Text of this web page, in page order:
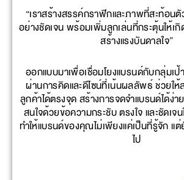
“เราสร้างสรรค์กราฟิกและภาพที่สะท้อน
อย่างชัดเจน พร้อมเพิ่มลูกเล่นที่กระตุ้นให้เ
สร้างแรงบันดาลใจ”
ออกแบบมาเพื่อเชื่อมโยงแบรนด์กับกลุ่มเ
ผ่านการคิดและดีไซน์ที่เน้นผลลัพธ์ ช่วยให้
ลูกค้าได้ตรงจุด สร้างการจดจำแบรนด์ได้ง่
สนใจด้วยข้อความกระชับ ตรงใจ และชัดเ
ทำให้แบรนด์ของคุณไม่เพียงแค่เป็นที่รู้จัก แ
ไป